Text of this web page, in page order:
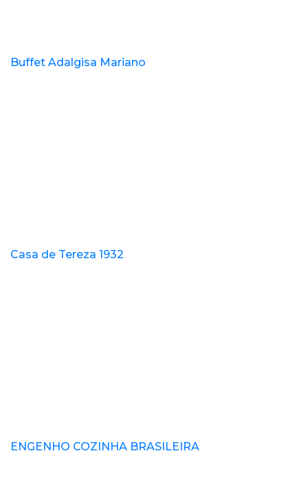
Buffet Adalgisa Mariano
Casa de Tereza 1932
ENGENHO COZINHA BRASILEIRA